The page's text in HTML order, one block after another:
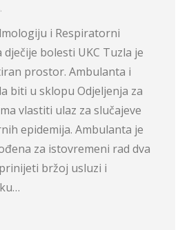
i Respiratorni
bolesti UKC Tuzla je
prostor. Ambulanta i
biti u sklopu Odjeljenja za
vlastiti ulaz za slučajeve
epidemija. Ambulanta je
za istovremeni rad dva
bržoj usluzi i